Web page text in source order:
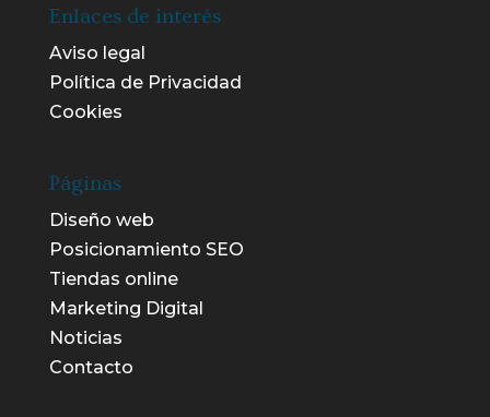
Enlaces de interés
Aviso legal
Política de Privacidad
Cookies
Páginas
Diseño web
Posicionamiento SEO
Tiendas online
Marketing Digital
Noticias
Contacto